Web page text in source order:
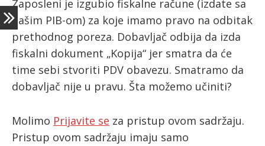
Pretplata
Prijava
Zaposleni je izgubio fiskalne račune (izdate sa
našim PIB-om) za koje imamo pravo na odbitak
prethodnog poreza. Dobavljač odbija da izda
fiskalni dokument „Kopija“ jer smatra da će
time sebi stvoriti PDV obavezu. Smatramo da
dobavljač nije u pravu. Šta možemo učiniti?
Molimo Prijavite se za pristup ovom sadržaju.
Pristup ovom sadržaju imaju samo